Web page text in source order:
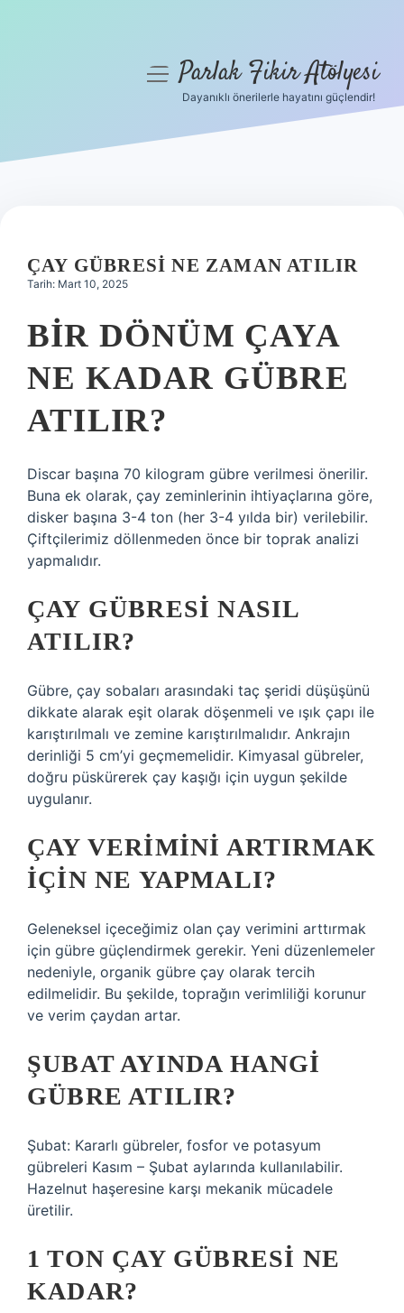
Hakkımızda
menüyüParlak Fikir Atölyesi
Dayanıklı önerilerle hayatını güçlendir!
ÇAY GÜBRESI NE ZAMAN ATILIR
Tarih: Mart 10, 2025
BIR DÖNÜM ÇAYA
NE KADAR GÜBRE
ATILIR?
Discar başına 70 kilogram gübre verilmesi önerilir.
Buna ek olarak, çay zeminlerinin ihtiyaçlarına göre,
disker başına 3-4 ton (her 3-4 yılda bir) verilebilir.
Çiftçilerimiz döllenmeden önce bir toprak analizi
yapmalıdır.
ÇAY GÜBRESI NASIL
ATILIR?
Gübre, çay sobaları arasındaki taç şeridi düşüşünü
dikkate alarak eşit olarak döşenmeli ve ışık çapı ile
karıştırılmalı ve zemine karıştırılmalıdır. Ankrajın
derinliği 5 cm’yi geçmemelidir. Kimyasal gübreler,
doğru püskürerek çay kaşığı için uygun şekilde
uygulanır.
ÇAY VERIMINI ARTIRMAK
IÇIN NE YAPMALI?
Geleneksel içeceğimiz olan çay verimini arttırmak
için gübre güçlendirmek gerekir. Yeni düzenlemeler
nedeniyle, organik gübre çay olarak tercih
edilmelidir. Bu şekilde, toprağın verimliliği korunur
ve verim çaydan artar.
ŞUBAT AYINDA HANGI
GÜBRE ATILIR?
Şubat: Kararlı gübreler, fosfor ve potasyum
gübreleri Kasım – Şubat aylarında kullanılabilir.
Hazelnut haşeresine karşı mekanik mücadele
üretilir.
1 TON ÇAY GÜBRESI NE
KADAR?